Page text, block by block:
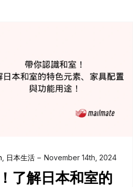
日本生活 November 14th, 2024
了解日本和室的